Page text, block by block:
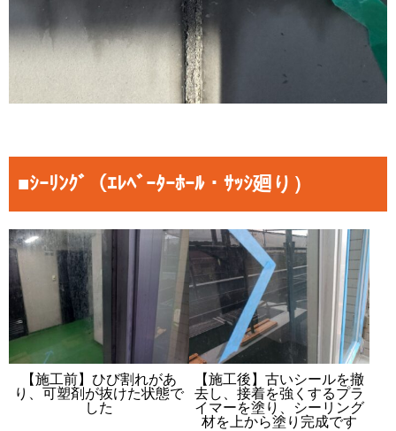
■ｼｰﾘﾝｸﾞ（ｴﾚﾍﾞｰﾀｰﾎｰﾙ・ｻｯｼ廻り）
【施工前】ひび割れがあ
り、可塑剤が抜けた状態で
した
【施工後】古いシールを撤
去し、接着を強くするプラ
イマーを塗り、シーリング
材を上から塗り完成です